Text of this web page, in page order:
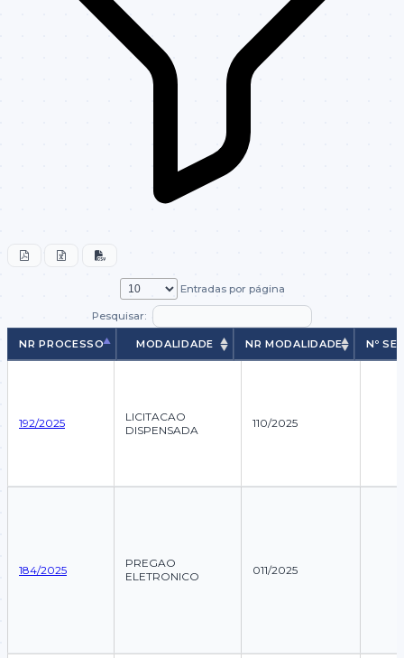
Entradas por página
Pesquisar:
NR PROCESSO MODALIDADE NR MODALIDADE
Nº
NR PROCESSO
MODALIDADE NR MODALIDADE Nº
192/2025
LICITACAO
DISPENSADA
110/2025
184/2025
PREGAO
ELETRONICO
011/2025